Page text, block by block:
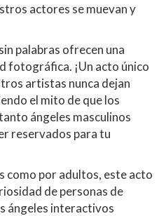
actores se muevan y
palabras ofrecen una
fotográfica. ¡Un acto único
artistas nunca dejan
el mito de que los
ángeles masculinos
reservados para tu
como por adultos, este acto
de personas de
ángeles interactivos